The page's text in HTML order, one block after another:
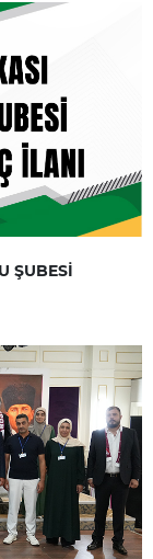
ŞUBESİ